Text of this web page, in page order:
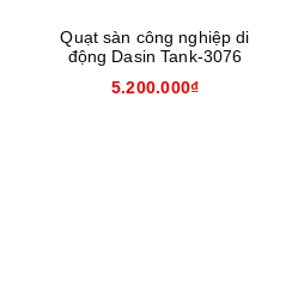
Quạt sàn công nghiệp di
động Dasin Tank-3076
5.200.000₫